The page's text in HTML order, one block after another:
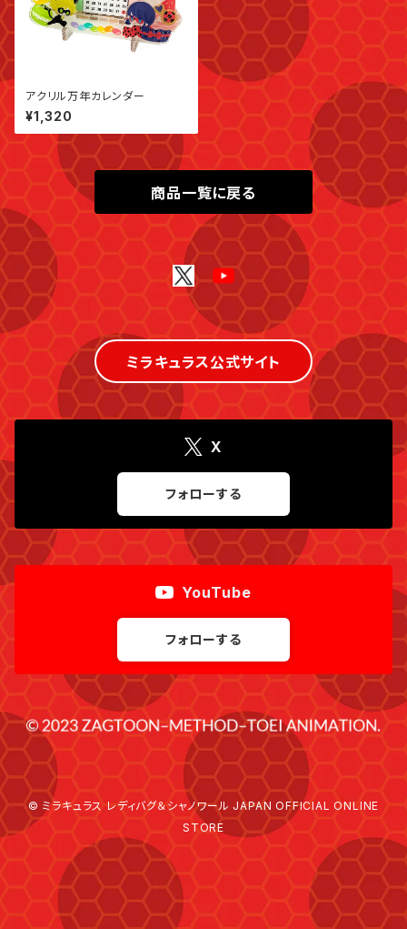
アクリル万年カレンダー
¥1,320
商品一覧に戻る
ミラキュラス公式サイト
X
フォローする
YouTube
フォローする
© ミラキュラス レディバグ＆シャノワール JAPAN OFFICIAL ONLINE
STORE